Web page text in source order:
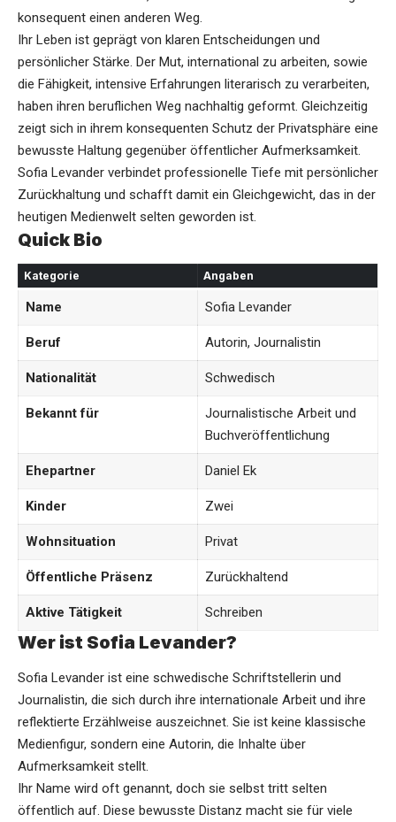
konsequent einen anderen Weg.
Ihr Leben ist geprägt von klaren Entscheidungen und
persönlicher Stärke. Der Mut, international zu arbeiten, sowie
die Fähigkeit, intensive Erfahrungen literarisch zu verarbeiten,
haben ihren beruflichen Weg nachhaltig geformt. Gleichzeitig
zeigt sich in ihrem konsequenten Schutz der Privatsphäre eine
bewusste Haltung gegenüber öffentlicher Aufmerksamkeit.
Sofia Levander verbindet professionelle Tiefe mit persönlicher
Zurückhaltung und schafft damit ein Gleichgewicht, das in der
heutigen Medienwelt selten geworden ist.
Quick Bio
Kategorie Angaben
Name Sofia Levander
Beruf Autorin, Journalistin
Nationalität Schwedisch
Bekannt für
Journalistische Arbeit und
Buchveröffentlichung
Ehepartner Daniel Ek
Kinder Zwei
Wohnsituation Privat
Öffentliche Präsenz Zurückhaltend
Aktive Tätigkeit Schreiben
Wer ist Sofia Levander?
Sofia Levander ist eine schwedische Schriftstellerin und
Journalistin, die sich durch ihre internationale Arbeit und ihre
reflektierte Erzählweise auszeichnet. Sie ist keine klassische
Medienfigur, sondern eine Autorin, die Inhalte über
Aufmerksamkeit stellt.
Ihr Name wird oft genannt, doch sie selbst tritt selten
öffentlich auf. Diese bewusste Distanz macht sie für viele